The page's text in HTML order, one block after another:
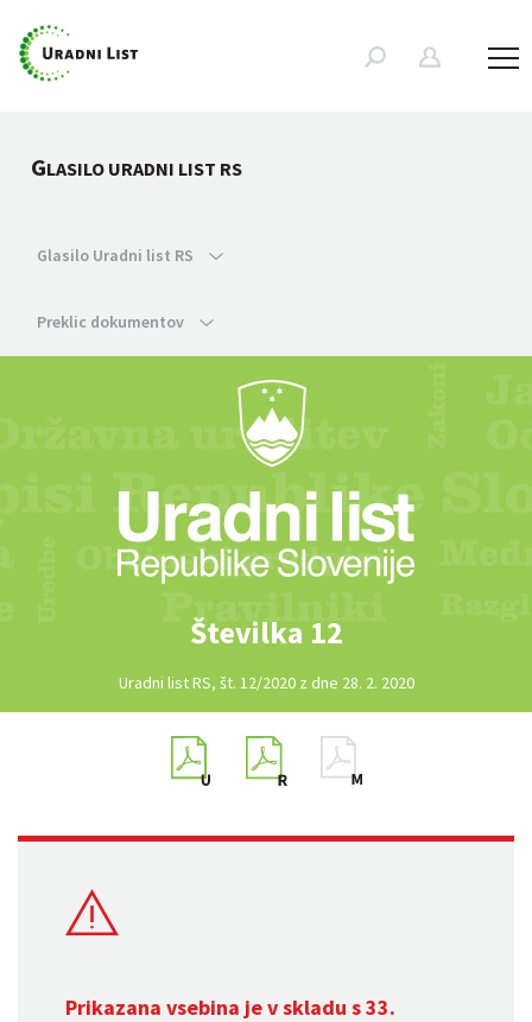
GLASILO URADNI LIST RS
Glasilo Uradni list RS
Preklic dokumentov
Številka 12
Uradni list RS, št. 12/2020 z dne 28. 2. 2020
Prikazana vsebina je v skladu s 33.